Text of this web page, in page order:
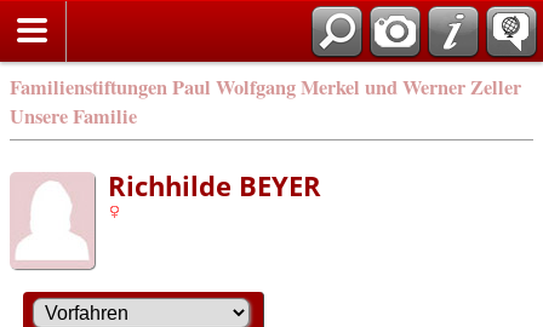
Familienstiftungen Paul Wolfgang Merkel und Werner Zeller
Unsere Familie
Richhilde BEYER